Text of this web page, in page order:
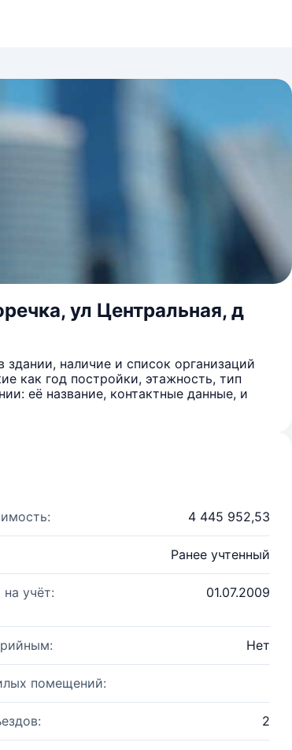
ул Центральная, д
наличие и список организаций
как год постройки, этажность, тип
её название, контактные данные, и
4 445 952,53
Ранее учтенный
учёт: 01.07.2009
Нет
помещений:
2